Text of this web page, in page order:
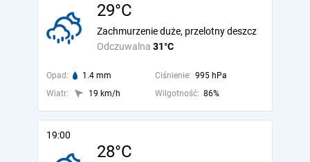
29°C
Odczuwalna 31°C
Zachmurzenie duże, przelotny deszcz
Opad: 1.4 mm Ciśnienie: 995 hPa
Wiatr:
19 km/h Wilgotność: 86%
19:00
28°C